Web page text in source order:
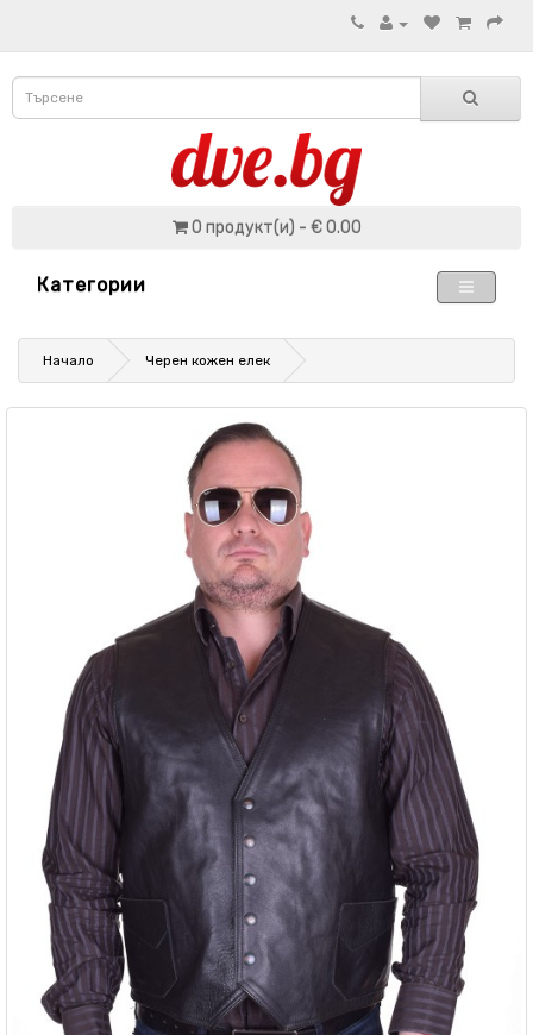
0 продукт(и) - € 0.00
Категории
Начало Черен кожен елек